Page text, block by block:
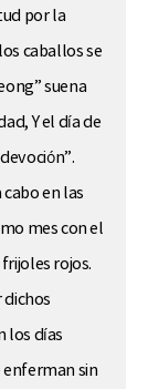
por la
caballos se
suena
Y el día de
en las
mes con el
rojos.
dichos
los días
enferman sin